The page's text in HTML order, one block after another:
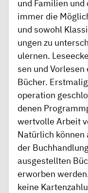
und Fa­m­il­i­en und
im­m­er die
und so­w­o­hl
ungen zu
u­l­ern­en.
sen und
Büc­her.
operati­on
denen
wer­tvol­le Arbe­it
Nat­ürl­ich kön­n­en
der
ausge­stel­l­ten
er­w­orben
kei­ne